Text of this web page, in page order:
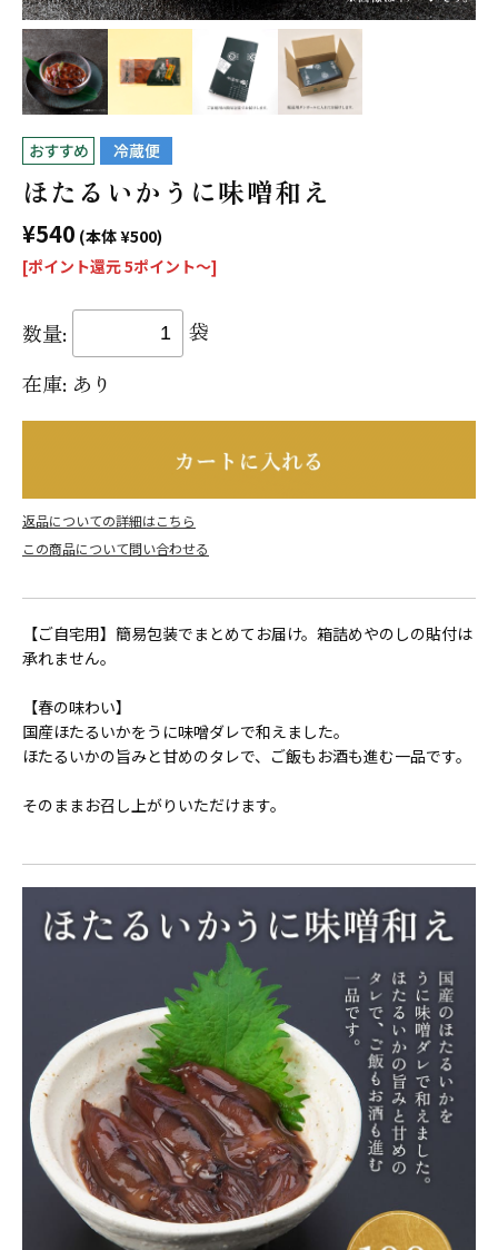
ほたるいかうに味噌和え
¥540 (本体 ¥500)
[ポイント還元 5ポイント〜]
数量:
袋
在庫: あり
返品についての詳細はこちら
【ご自宅用】簡易包装でまとめてお届け。箱詰めやのしの貼付は
承れません。
【春の味わい】
国産ほたるいかをうに味噌ダレで和えました。
ほたるいかの旨みと甘めのタレで、ご飯もお酒も進む一品です。
そのままお召し上がりいただけます。